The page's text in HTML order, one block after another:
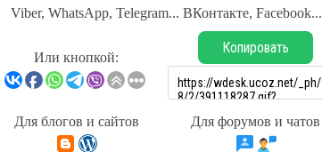
Viber, WhatsApp, Telegram... ВКонтакте, Facebook...
Или кнопкой:
Копировать
Для блогов и сайтов Для форумов и чатов